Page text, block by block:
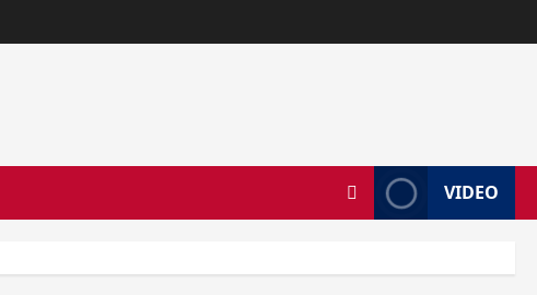
VIDEO